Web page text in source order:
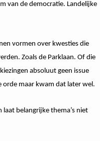
van de democratie. Landelijke
vormen over kwesties die
Zoals de Parklaan. Of die
absoluut geen issue
orde maar kwam dat later wel.
belangrijke thema’s niet